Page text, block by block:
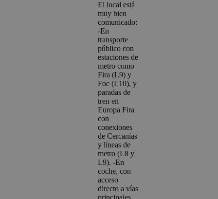
El local está
muy bien
comunicado:
-En
transporte
público con
estaciones de
metro como
Fira (L9) y
Foc (L10), y
paradas de
tren en
Europa Fira
con
conexiones
de Cercanías
y líneas de
metro (L8 y
L9). -En
coche, con
acceso
directo a vías
principales